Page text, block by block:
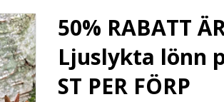
50% RABATT
Ljuslykta lönn
ST PER FÖRP